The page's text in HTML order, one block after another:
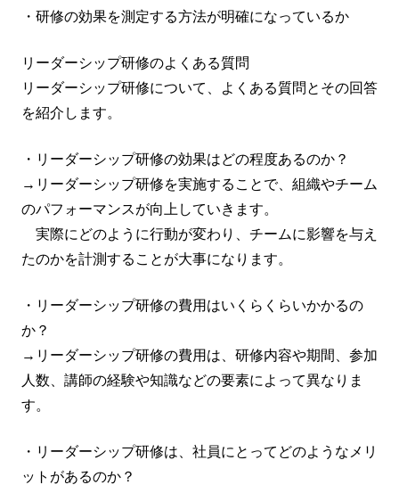
・研修の効果を測定する方法が明確になっているか
リーダーシップ研修のよくある質問
リーダーシップ研修について、よくある質問とその回答
を紹介します。
・リーダーシップ研修の効果はどの程度あるのか？
→リーダーシップ研修を実施することで、組織やチーム
のパフォーマンスが向上していきます。
実際にどのように行動が変わり、チームに影響を与え
たのかを計測することが大事になります。
・リーダーシップ研修の費用はいくらくらいかかるの
か？
→リーダーシップ研修の費用は、研修内容や期間、参加
人数、講師の経験や知識などの要素によって異なりま
す。
・リーダーシップ研修は、社員にとってどのようなメリ
ットがあるのか？